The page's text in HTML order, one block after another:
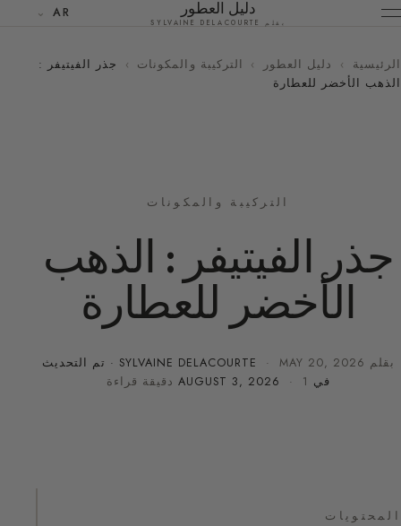
دليل العطور
بقلم SYLVAINE DELACOURTE
AR
الرئيسية › دليل العطور › التركيبة والمكونات ›
جذر الفيتيفر :
الذهب الأخضر للعطارة
التركيبة والمكونات
جذر الفيتيفر : الذهب
الأخضر للعطارة
بقلم SYLVAINE DELACOURTE ·MAY 20, 2026
· تم التحديث
في
AUGUST 3, 2026 · 1 دقيقة قراءة
المحتويات